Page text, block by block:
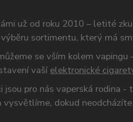
už od roku 2010 – letité
sortimentu, který má
se vším kolem
vaší elektronické
jsou pro nás vaperská rodina
vysvětlíme, dokud